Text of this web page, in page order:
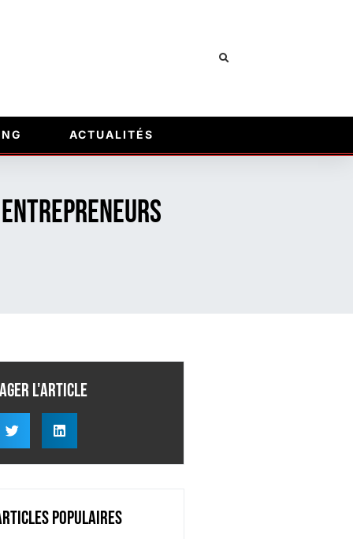
ACTUALITÉS
entrepreneurs
l'article
populaires